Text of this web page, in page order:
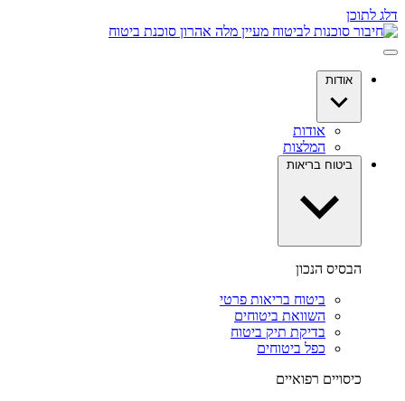
דלג לתוכן
אודות
אודות
המלצות
ביטוח בריאות
הבסיס הנכון
ביטוח בריאות פרטי
השוואת ביטוחים
בדיקת תיק ביטוח
כפל ביטוחים
כיסויים רפואיים